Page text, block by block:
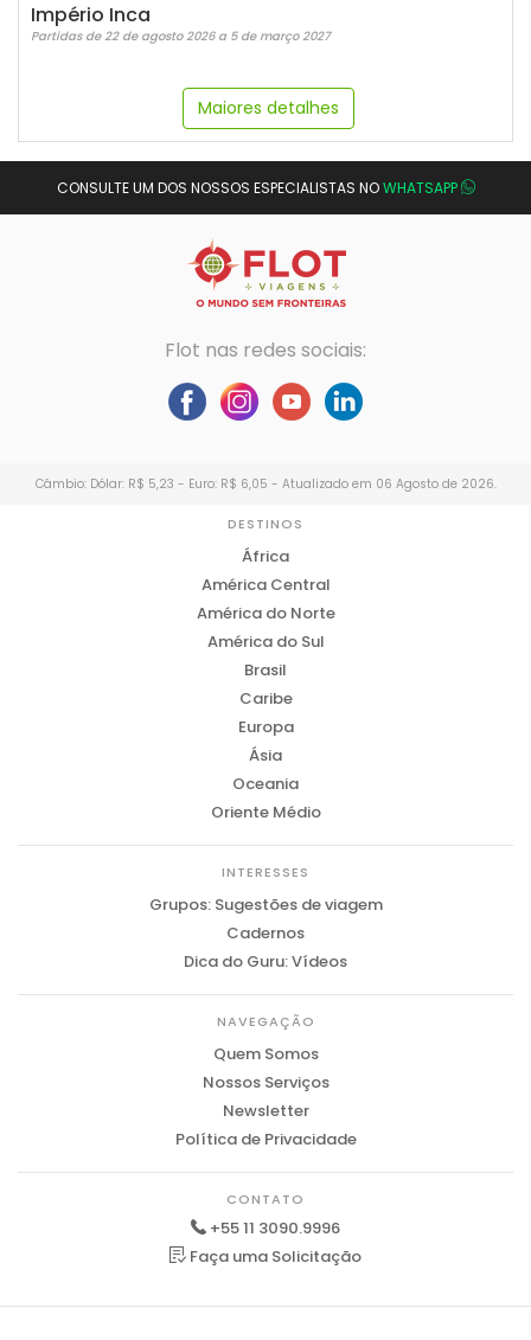
Império Inca
Partidas de 22 de agosto 2026 a 5 de março 2027
Maiores detalhes
CONSULTE UM DOS NOSSOS ESPECIALISTAS NOWHATSAPP
Flot nas redes sociais:
Câmbio: Dólar: R$ 5,23 - Euro: R$ 6,05 - Atualizado em 06 Agosto de 2026.
DESTINOS
África
América Central
América do Norte
América do Sul
Brasil
Caribe
Europa
Ásia
Oceania
Oriente Médio
INTERESSES
Grupos: Sugestões de viagem
Cadernos
Dica do Guru: Vídeos
NAVEGAÇÃO
Quem Somos
Nossos Serviços
Newsletter
Política de Privacidade
CONTATO
+55 11 3090.9996
Faça uma Solicitação